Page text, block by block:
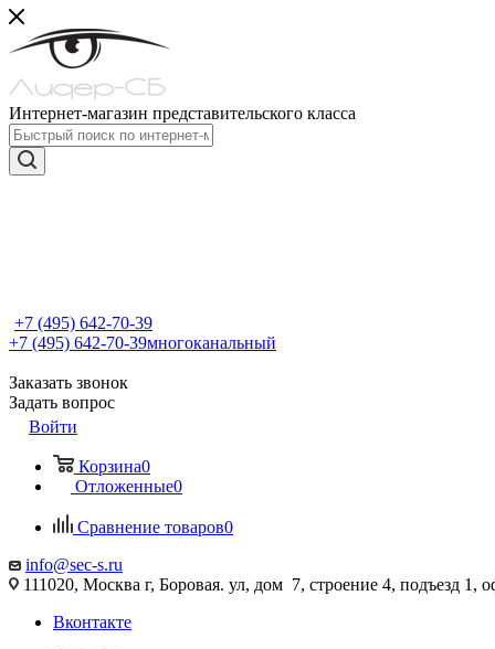
Интернет-магазин представительского класса
+7 (495) 642-70-39
+7 (495) 642-70-39многоканальный
Заказать звонок
Задать вопрос
Войти
Корзина0
Отложенные0
Сравнение товаров0
info@sec-s.ru
111020, Москва г, Боровая. ул, дом 7, строение 4, подъезд 1,
Вконтакте